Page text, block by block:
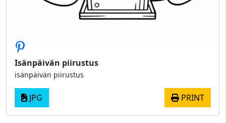
Isänpäivän piirustus
isänpäivän piirustus
JPG PRINT